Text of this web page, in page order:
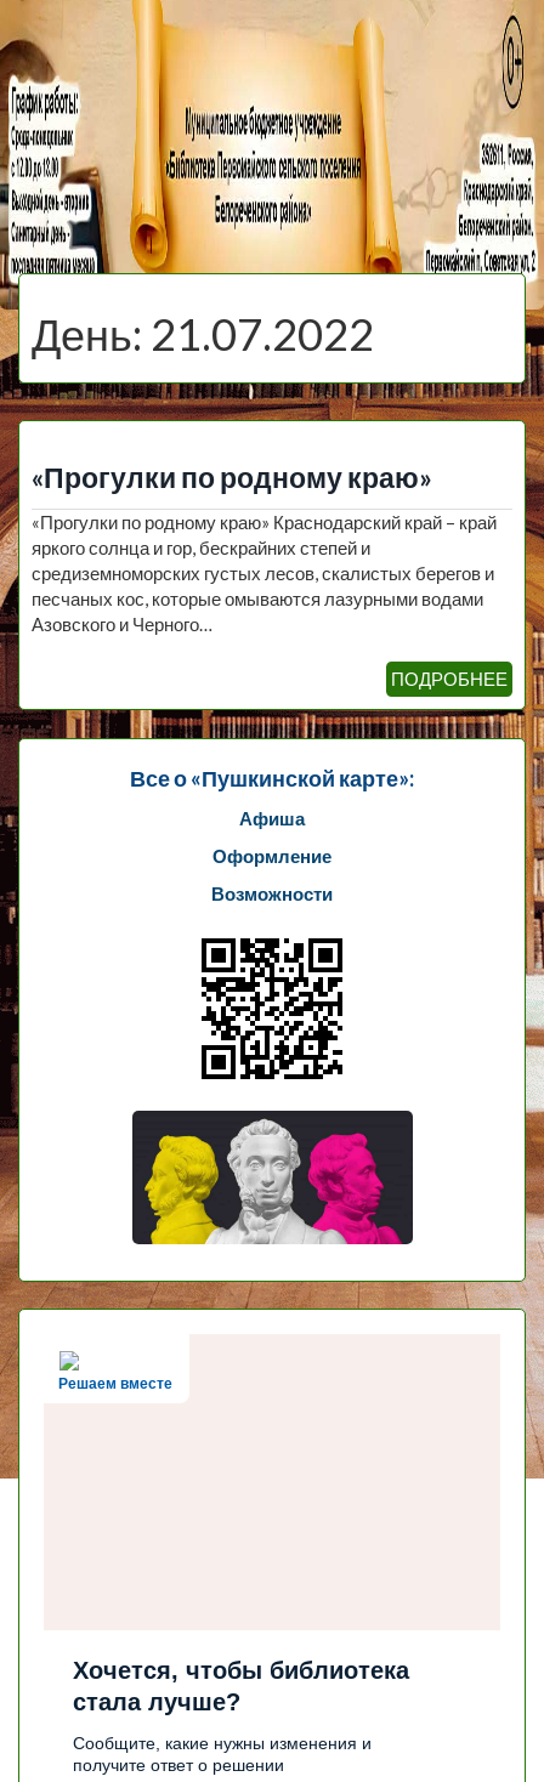
МБУ Библиотека
Первомайского
Сельского
Поселения
День: 21.07.2022
«Прогулки по родному краю»
«Прогулки по родному краю» Краснодарский край – край
яркого солнца и гор, бескрайних степей и
средиземноморских густых лесов, скалистых берегов и
песчаных кос, которые омываются лазурными водами
Азовского и Черного…
ПОДРОБНЕЕ
Все о «Пушкинской карте»:
Афиша
Оформление
Возможности
Решаем вместе
Хочется, чтобы библиотека
стала лучше?
Сообщите, какие нужны изменения и
получите ответ о решении